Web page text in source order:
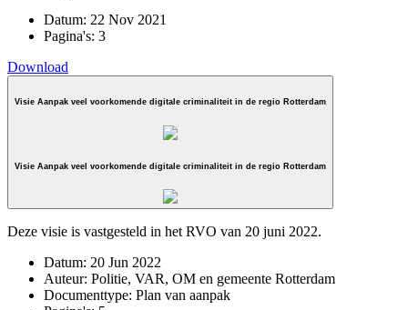
Datum: 22 Nov 2021
Pagina's: 3
Download
Visie Aanpak veel voorkomende digitale criminaliteit in de regio Rotterdam
Visie Aanpak veel voorkomende digitale criminaliteit in de regio Rotterdam
Deze visie is vastgesteld in het RVO van 20 juni 2022.
Datum: 20 Jun 2022
Auteur: Politie, VAR, OM en gemeente Rotterdam
Documenttype: Plan van aanpak